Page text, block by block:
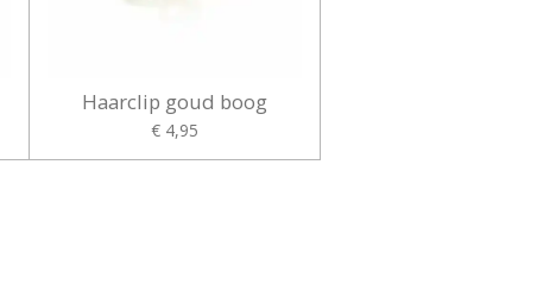
Haarclip goud boog
€ 4,95